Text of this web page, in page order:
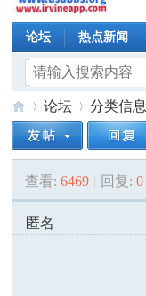
论坛 热点新闻
美»
论坛
›
分类信息
查看: 6469 | 回复: 0
匿名